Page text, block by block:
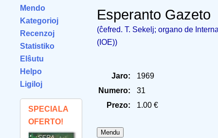
Mendo
Kategorioj
Recenzoj
Statistiko
Elŝutu
Helpo
Ligiloj
SPECIALA
OFERTO!
Esperanto Gazeto
(ĉefred. T. Sekelj; organo de
(IOE))
Jaro:
1969
Numero:
31
Prezo:
1.00 €